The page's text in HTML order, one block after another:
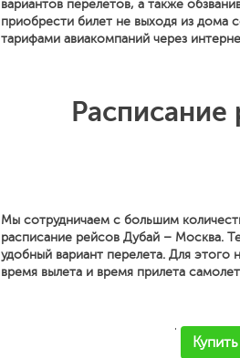
вариантов перелетов, а также
приобрести билет не выходя из дома
тарифами авиакомпаний через
Мы сотрудничаем с большим
расписание рейсов Дубай – Москва.
удобный вариант перелета. Для этого
время вылета и время прилета
'